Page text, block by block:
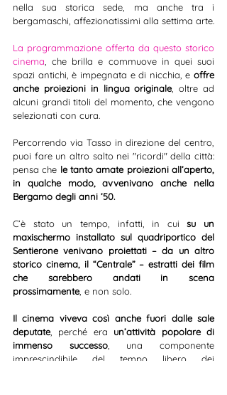
nella sua storica sede, ma anche tra i
bergamaschi, affezionatissimi alla settima arte.
La programmazione offerta da questo storico
cinema , che brilla e commuove in quei suoi
spazi antichi, è impegnata e di nicchia, e offre
anche proiezioni in lingua originale, oltre ad
alcuni grandi titoli del momento, che vengono
selezionati con cura.
Percorrendo via Tasso in direzione del centro,
puoi fare un altro salto nei "ricordi" della città:
pensa che le tanto amate proiezioni all’aperto,
in qualche modo, avvenivano anche nella
Bergamo degli anni ’50.
C’è stato un tempo, infatti, in cui su un
maxischermo installato sul quadriportico del
Sentierone venivano proiettati – da un altro
storico cinema, il “Centrale” – estratti dei film
che sarebbero andati in scena
prossimamente, e non solo.
Il cinema viveva così anche fuori dalle sale
deputate, perché era un’attività popolare di
immenso successo, una componente
imprescindibile del tempo libero dei